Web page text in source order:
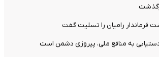
فرماندار رامیان را تسلیت گفت
به منافع ملی، پیروزی دشمن است